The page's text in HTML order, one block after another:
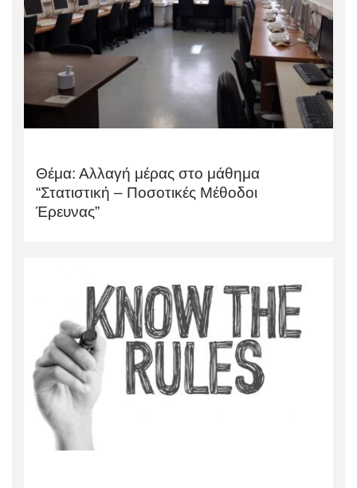
Θέμα: Αλλαγή μέρας στο μάθημα
“Στατιστική – Ποσοτικές Μέθοδοι
Έρευνας”